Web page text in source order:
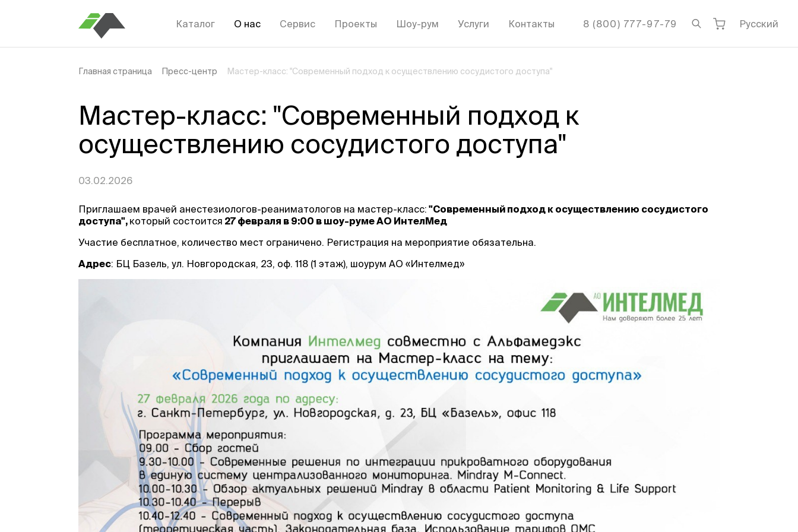
Каталог О нас Сервис Проекты Шоу-рум Услуги Контакты 8 (800) 777-97-79 Русский
Главная страница Пресс-центр Мастер-класс: "Современный подход к осуществлению сосудистого доступа"
Мастер-класс: "Современный подход к
осуществлению сосудистого доступа"
03.02.2026
Приглашаем врачей анестезиологов-реаниматологов на мастер-класс: "Современный подход к осуществлению сосудистого
доступа", который состоится 27 февраля в 9:00 в шоу-руме АО ИнтелМед
Участие бесплатное, количество мест ограничено. Регистрация на мероприятие обязательна.
Адрес: БЦ Базель, ул. Новгородская, 23, оф. 118 (1 этаж), шоурум АО «Интелмед»